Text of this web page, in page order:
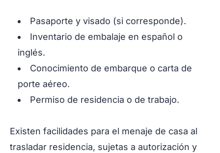
Pasaporte y visado (si corresponde).
Inventario de embalaje en español o
inglés.
Conocimiento de embarque o carta de
porte aéreo.
Permiso de residencia o de trabajo.
Existen facilidades para el menaje de casa al
trasladar residencia, sujetas a autorización y